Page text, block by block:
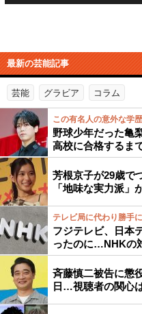
最新の芸能記事
芸能 グラビア コラム
この有名人の意外な学
野球少年だった亀
高校に合格するま
芳根京子が29歳で
「地味な実力派」
テレビ局に代わり勝手
フジテレビ、日本
ったのに…NHKの
斉藤慎二被告に懲
日…視聴者の関心